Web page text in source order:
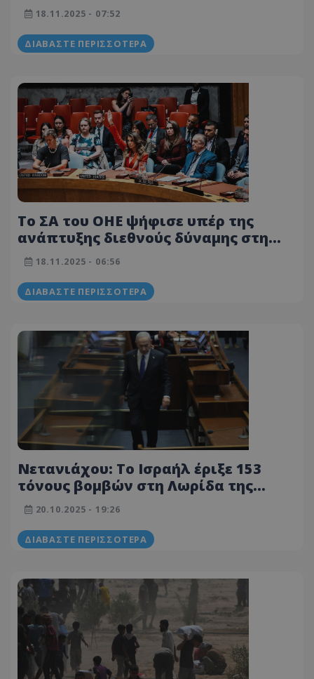
18.11.2025 - 07:52
ΔΙΑΒΆΣΤΕ ΠΕΡΙΣΣΌΤΕΡΑ
Το ΣΑ του ΟΗΕ ψήφισε υπέρ της
ανάπτυξης διεθνούς δύναμης στη
Λωρίδα της Γάζας - Απορρίπτει η
Χαμάς
18.11.2025 - 06:56
ΔΙΑΒΆΣΤΕ ΠΕΡΙΣΣΌΤΕΡΑ
Νετανιάχου: Το Ισραήλ έριξε 153
τόνους βομβών στη Λωρίδα της
Γάζας την Κυριακή
20.10.2025 - 19:26
ΔΙΑΒΆΣΤΕ ΠΕΡΙΣΣΌΤΕΡΑ